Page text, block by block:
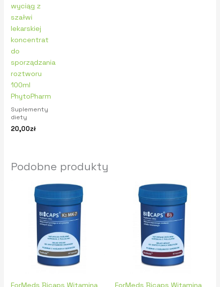
wyciąg z
szałwi
lekarskiej
koncentrat
do
sporządzania
roztworu
100ml
PhytoPharm
Suplementy
diety
20,00zł
Podobne produkty
ForMeds Bicaps Witamina
ForMeds Bicaps Witamina